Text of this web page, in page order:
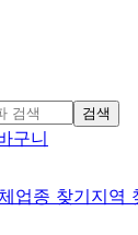
검색
구니
업종 찾기지역